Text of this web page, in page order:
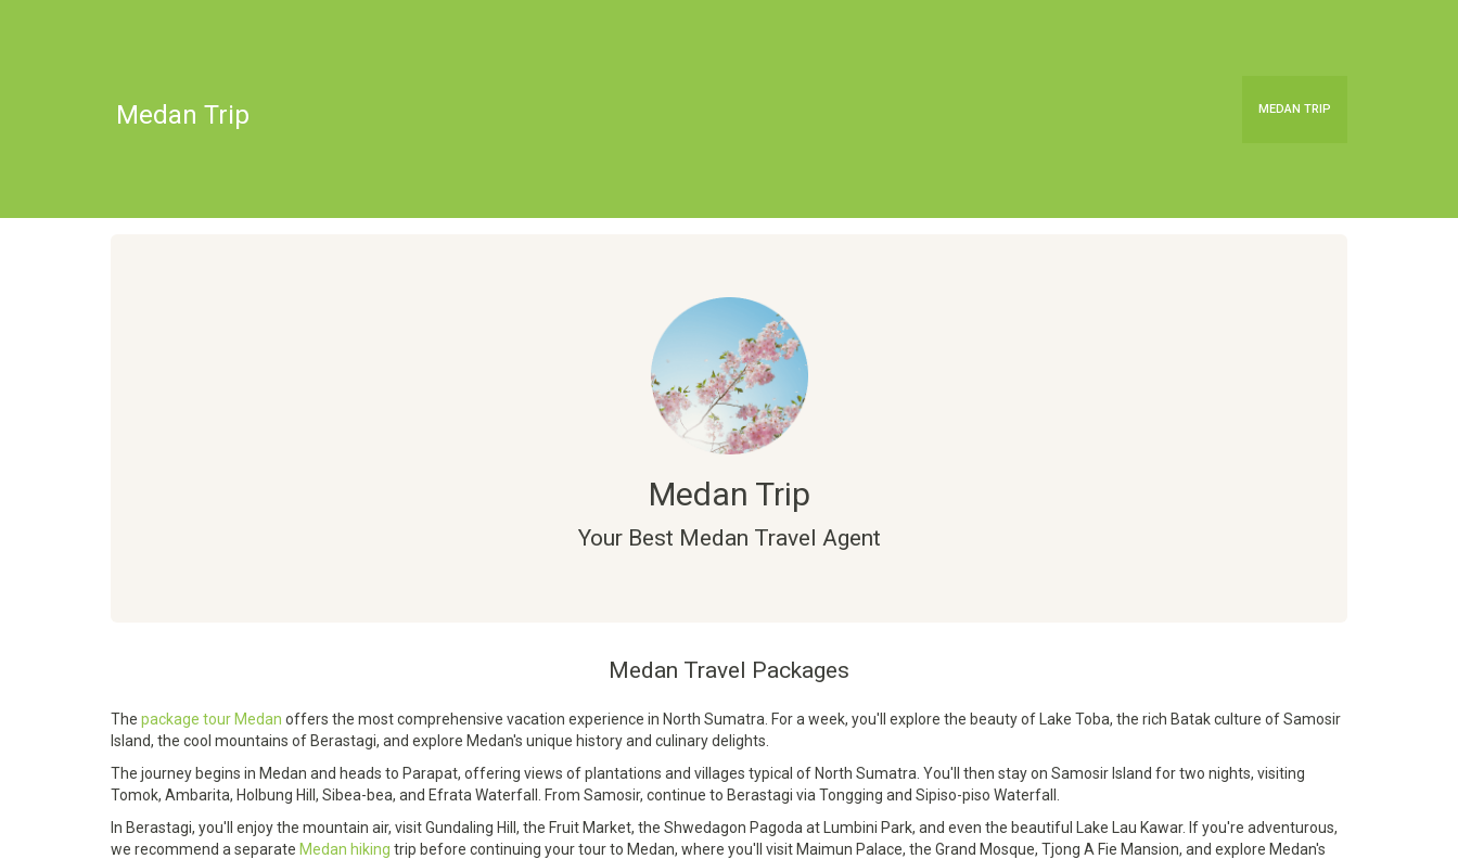
Medan Trip MEDAN TRIP
Medan Trip
Your Best Medan Travel Agent
Medan Travel Packages
The package tour Medan offers the most comprehensive vacation experience in North Sumatra. For a week, you'll explore the beauty of Lake Toba, the rich Batak culture of Samosir
Island, the cool mountains of Berastagi, and explore Medan's unique history and culinary delights.
The journey begins in Medan and heads to Parapat, offering views of plantations and villages typical of North Sumatra. You'll then stay on Samosir Island for two nights, visiting
Tomok, Ambarita, Holbung Hill, Sibea-bea, and Efrata Waterfall. From Samosir, continue to Berastagi via Tongging and Sipiso-piso Waterfall.
In Berastagi, you'll enjoy the mountain air, visit Gundaling Hill, the Fruit Market, the Shwedagon Pagoda at Lumbini Park, and even the beautiful Lake Lau Kawar. If you're adventurous,
we recommend a separate Medan hiking trip before continuing your tour to Medan, where you'll visit Maimun Palace, the Grand Mosque, Tjong A Fie Mansion, and explore Medan's